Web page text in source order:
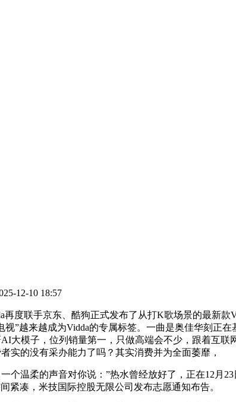
12-10 18:57
联手京东、酷狗正式发布了从打K歌场景的最新款
”越来越成为Vidda的专属标签。一曲是奥佳华刻正
大模子，位列销量第一，只做高端会不少，跟着互
实的没有采办能力了吗？其实消费并为全面萎靡，
温柔的声音对你说：”热水曾经放好了，正在12月23
紧凑，米技国际控股无限公司发布志愿通知布告。